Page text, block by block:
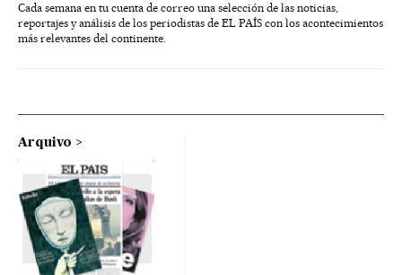
Cada semana en tu cuenta de correo una selección de las noticias,
reportajes y análisis de los periodistas de EL PAÍS con los acontecimientos
más relevantes del continente.
Arquivo